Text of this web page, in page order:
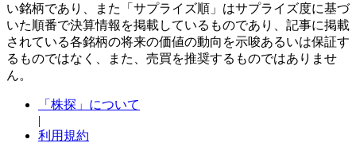
い銘柄であり、また「サプライズ順」はサプライズ度に基づ
いた順番で決算情報を掲載しているものであり、記事に掲載
されている各銘柄の将来の価値の動向を示唆あるいは保証す
るものではなく、また、売買を推奨するものではありませ
ん。
「株探」について
|
利用規約